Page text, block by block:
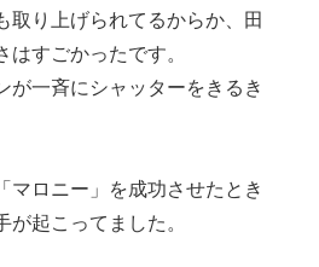
取り上げられてるからか、田
すごかったです。
が一斉にシャッターをきるき
マロニー」を成功させたとき
起こってました。